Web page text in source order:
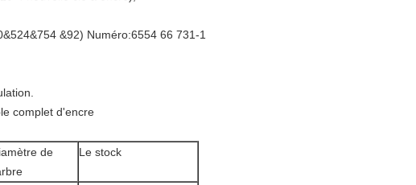
&92) Numéro:6554 66 731-1
complet d'encre
de
Le stock